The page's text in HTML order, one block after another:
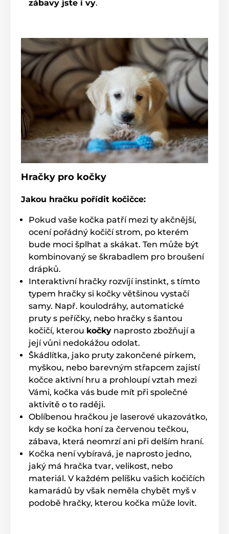
zábavy jste i vy.
Hračky pro kočky
Jakou hračku pořídit kočičce:
Pokud vaše kočka patří mezi ty akčnější,
ocení pořádný kočičí strom, po kterém
bude moci šplhat a skákat. Ten může být
kombinovaný se škrabadlem pro broušení
drápků.
Interaktivní hračky rozvíjí instinkt, s tímto
typem hračky si kočky většinou vystačí
samy. Např. koulodráhy, automatické
pruty s peříčky, nebo hračky s šantou
kočičí, kterou kočky naprosto zbožňují a
její vůni nedokážou odolat.
Škádlítka, jako pruty zakončené pírkem,
myškou, nebo barevným střapcem zajistí
kočce aktivní hru a prohloupí vztah mezi
Vámi, kočka vás bude mít při společné
aktivitě o to raději.
Oblíbenou hračkou je laserové ukazovátko,
kdy se kočka honí za červenou tečkou,
zábava, která neomrzí ani při delším hraní.
Kočka není vybíravá, je naprosto jedno,
jaký má hračka tvar, velikost, nebo
materiál. V každém pelíšku vašich kočičích
kamarádů by však neměla chybět myš v
podobě hračky, kterou kočka může lovit.